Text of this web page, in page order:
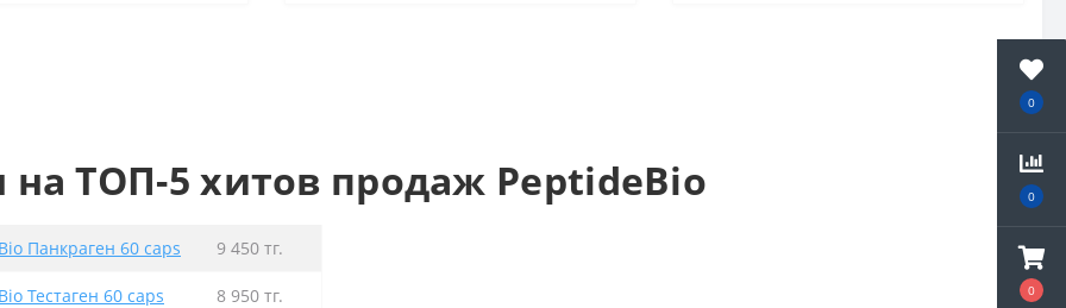
0
0
0
ТОП-5 хитов продаж PeptideBio
Панкраген 60 caps 9 450 тг.
Тестаген 60 caps 8 950 тг.